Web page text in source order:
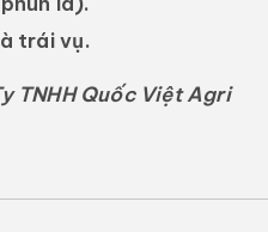
trái vụ.
TNHH Quốc Việt Agri